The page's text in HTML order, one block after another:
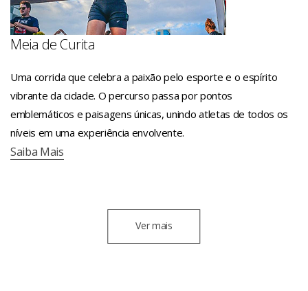
Meia de Curita
Uma corrida que celebra a paixão pelo esporte e o espírito
vibrante da cidade. O percurso passa por pontos
emblemáticos e paisagens únicas, unindo atletas de todos os
níveis em uma experiência envolvente.
Saiba Mais
Ver mais